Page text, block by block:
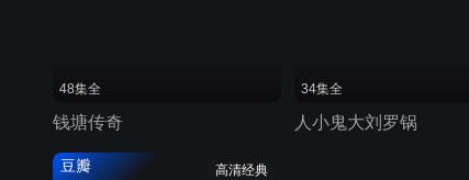
48集全
钱塘传奇
34集全
人小鬼大刘罗锅
高清经典
豆瓣